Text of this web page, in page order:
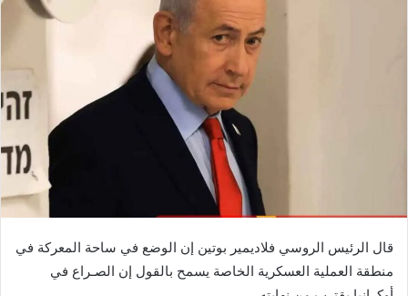
قال الرئيس الروسي فلاديمير بوتين إن الوضع في ساحة المعركة في
منطقة العملية العسكرية الخاصة يسمح بالقول إن الصـراع في